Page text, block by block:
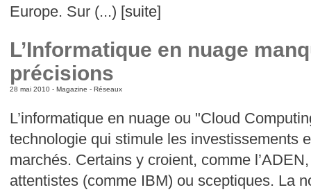
Europe. Sur (...) [suite]
L’Informatique en nuage
précisions
28 mai 2010 - Magazine - Réseaux
L’informatique en nuage ou "Cloud
technologie qui stimule les investissements
marchés. Certains y croient, comme
attentistes (comme IBM) ou sceptiques. La